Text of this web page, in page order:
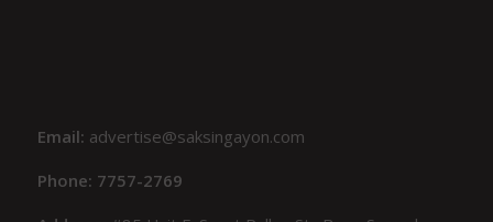
Email: advertise@saksingayon.com
Phone: 7757-2769